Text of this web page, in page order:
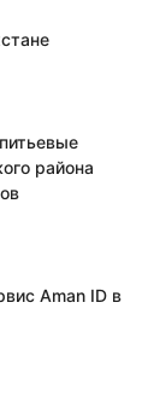
района
Aman ID в